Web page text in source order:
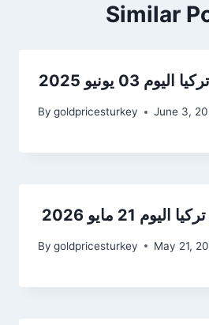
Similar
03 يونيو 2025
By goldpricesturkey June 3,
21 مايو 2026
By goldpricesturkey May 21,